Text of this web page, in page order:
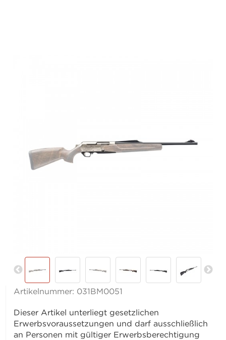
Artikelnummer: 031BM0051
Dieser Artikel unterliegt gesetzlichen
Erwerbsvoraussetzungen und darf ausschließlich
an Personen mit gültiger Erwerbsberechtigung